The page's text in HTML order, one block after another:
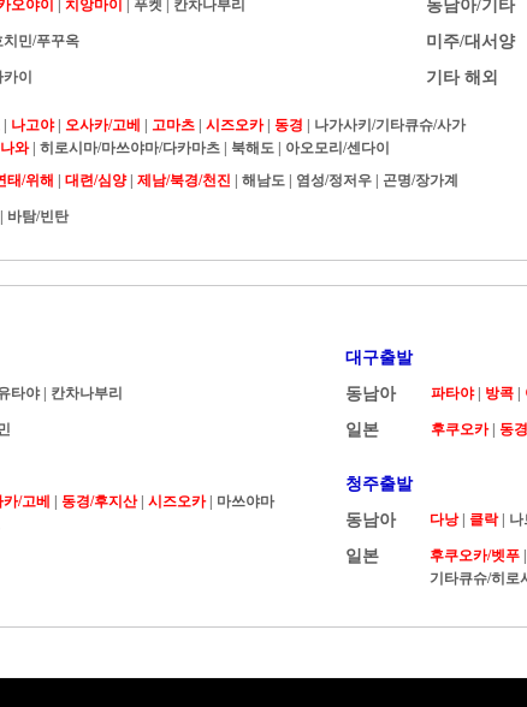
오야이 치앙마이 푸켓 칸차나부리
치민/푸꾸옥
이
동남아/기타
미주/대서양
기타 해외
나고야| 오사카/고베 고마츠 시즈오카| 동경
나가사키/기타큐슈/사가
와| 히로시마/마쓰야마/다카마츠 북해도 아오모리/센다이
태/위해 대련/심양| 제남/북경/천진 해남도 염성/정저우 곤명/장가계
바탐/빈탄
타야| 칸차나부리
/고베 동경/후지산| 시즈오카| 마쓰야마
대구출발
동남아
파타야| 방콕
일본 후쿠오카| 동경
청주출발
동남아
다낭| 클락| 나
일본 후쿠오카/벳푸
기타큐슈/히로